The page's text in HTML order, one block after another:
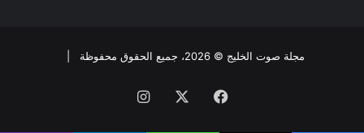
مجلة صوت الخليج © 2026، جميع الحقوق محفوظة |
فيسبوك انستقرام